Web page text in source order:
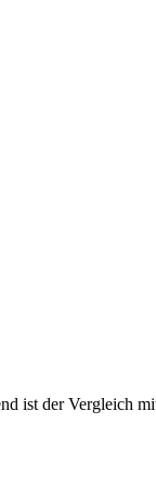
ist der Vergleich